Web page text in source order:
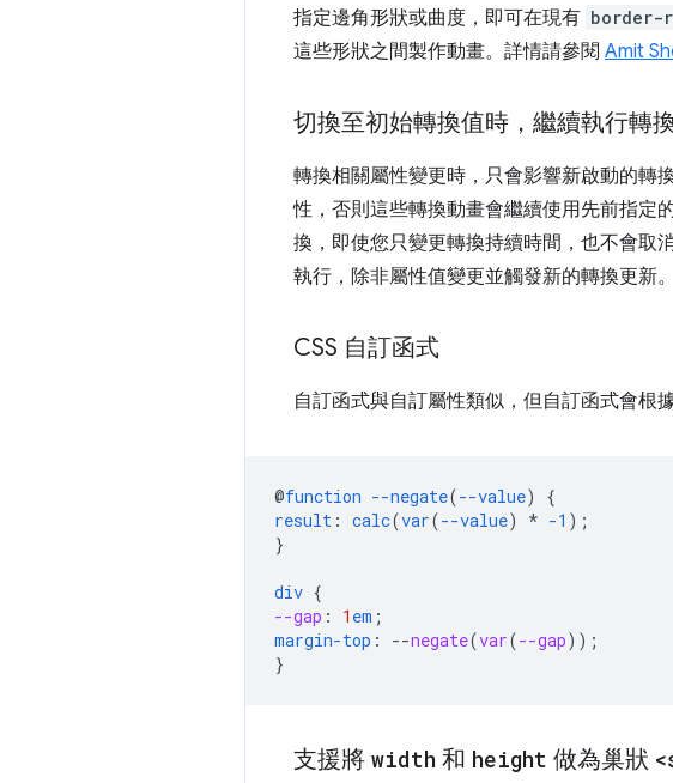
指定邊角形狀或曲度，即可在現有 border-
這些形狀之間製作動畫。詳情請參閱 Amit
切換至初始轉換值時，繼續執行轉換
轉換相關屬性變更時，只會影響新啟動的轉
性，否則這些轉換動畫會繼續使用先前指定
換，即使您只變更轉換持續時間，也不會取
執行，除非屬性值變更並觸發新的轉換更新。
CSS 自訂函式
自訂函式與自訂屬性類似，但自訂函式會根
@function --negate(--value)
{
result : calc(var(--value) * -1 );
}
div {
--gap : 1 em ;
margin-top : --negate(var(--gap));
}
支援將 width 和 height 做為巢狀